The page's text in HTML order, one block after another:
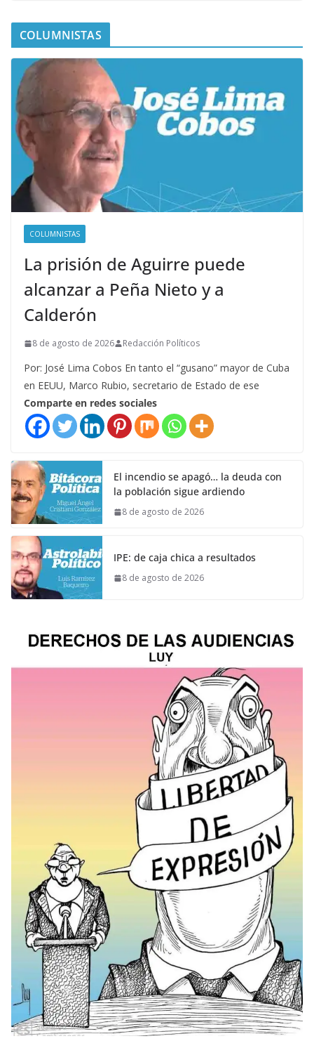
COLUMNISTAS
COLUMNISTAS
La prisión de Aguirre puede
alcanzar a Peña Nieto y a
Calderón
8 de agosto de 2026 Redacción Políticos
Por: José Lima Cobos En tanto el “gusano” mayor de Cuba
en EEUU, Marco Rubio, secretario de Estado de ese
Comparte en redes sociales
El incendio se apagó… la deuda con
la población sigue ardiendo
8 de agosto de 2026
IPE: de caja chica a resultados
8 de agosto de 2026